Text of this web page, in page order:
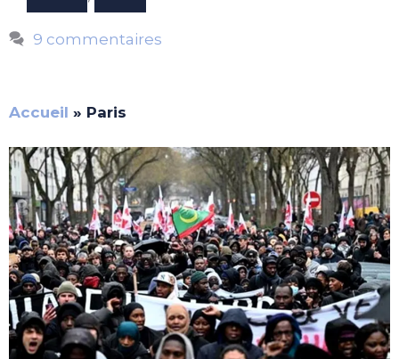
9 commentaires
Accueil » Paris